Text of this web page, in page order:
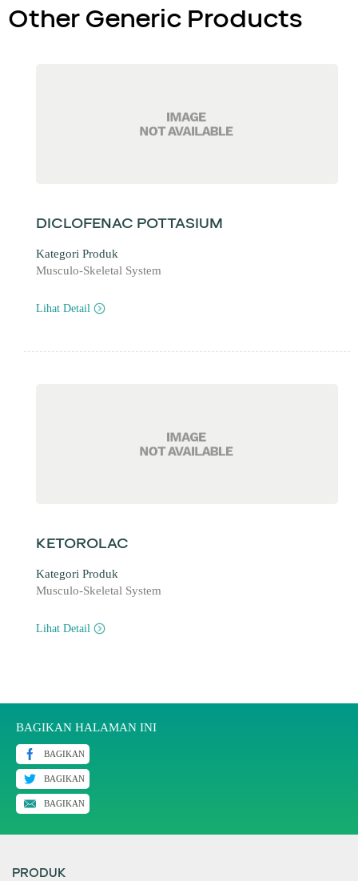
Other Generic Products
DICLOFENAC POTTASIUM
Kategori Produk
Musculo-Skeletal System
Lihat Detail
KETOROLAC
Kategori Produk
Musculo-Skeletal System
Lihat Detail
BAGIKAN HALAMAN INI
BAGIKAN
BAGIKAN
BAGIKAN
PRODUK